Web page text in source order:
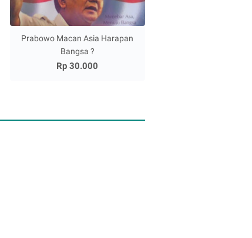
Prabowo Macan Asia Harapan
Bangsa ?
Rp 30.000